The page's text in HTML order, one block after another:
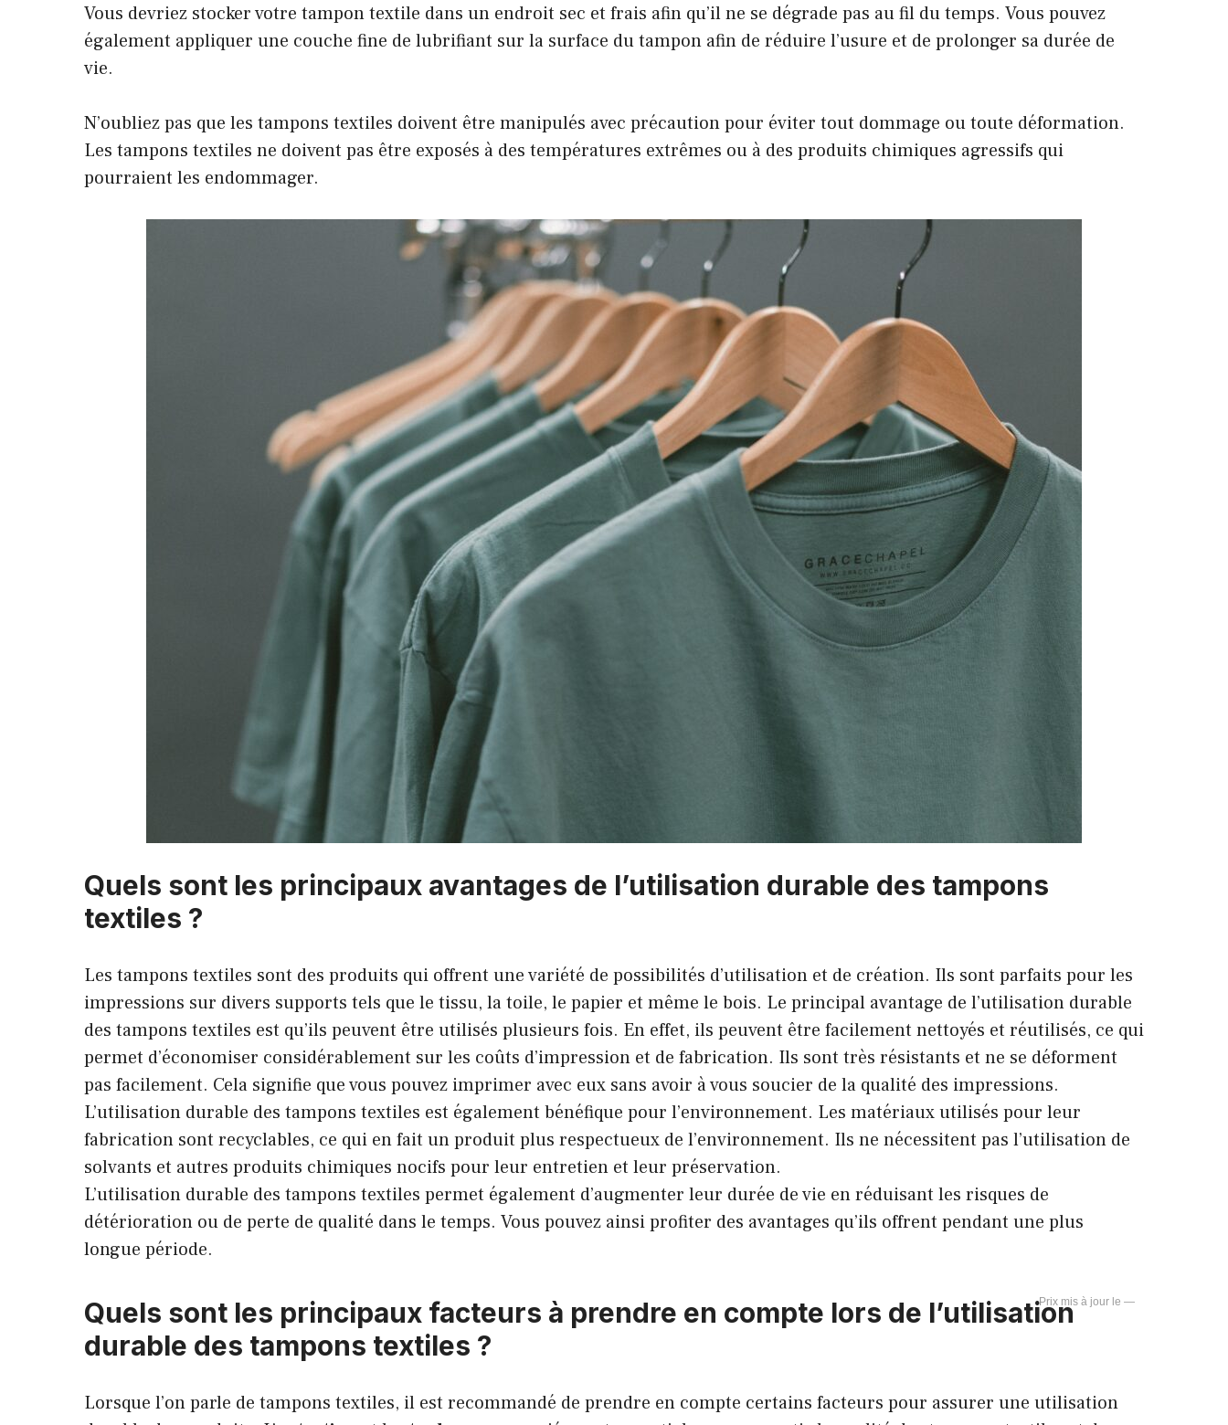
Vous devriez stocker votre tampon textile dans un endroit sec et frais afin qu’il ne se dégrade pas au fil du temps. Vous pouvez
également appliquer une couche fine de lubrifiant sur la surface du tampon afin de réduire l’usure et de prolonger sa durée de
vie.
N’oubliez pas que les tampons textiles doivent être manipulés avec précaution pour éviter tout dommage ou toute déformation.
Les tampons textiles ne doivent pas être exposés à des températures extrêmes ou à des produits chimiques agressifs qui
pourraient les endommager.
Quels sont les principaux avantages de l’utilisation durable des tampons
textiles ?
Les tampons textiles sont des produits qui offrent une variété de possibilités d’utilisation et de création. Ils sont parfaits pour les
impressions sur divers supports tels que le tissu, la toile, le papier et même le bois. Le principal avantage de l’utilisation durable
des tampons textiles est qu’ils peuvent être utilisés plusieurs fois. En effet, ils peuvent être facilement nettoyés et réutilisés, ce qui
permet d’économiser considérablement sur les coûts d’impression et de fabrication. Ils sont très résistants et ne se déforment
pas facilement. Cela signifie que vous pouvez imprimer avec eux sans avoir à vous soucier de la qualité des impressions.
L’utilisation durable des tampons textiles est également bénéfique pour l’environnement. Les matériaux utilisés pour leur
fabrication sont recyclables, ce qui en fait un produit plus respectueux de l’environnement. Ils ne nécessitent pas l’utilisation de
solvants et autres produits chimiques nocifs pour leur entretien et leur préservation.
L’utilisation durable des tampons textiles permet également d’augmenter leur durée de vie en réduisant les risques de
détérioration ou de perte de qualité dans le temps. Vous pouvez ainsi profiter des avantages qu’ils offrent pendant une plus
longue période.
—
Quels sont les principaux facteurs à prendre en compte lors de l’utilisation
durable des tampons textiles ?
Lorsque l’on parle de tampons textiles, il est recommandé de prendre en compte certains facteurs pour assurer une utilisation